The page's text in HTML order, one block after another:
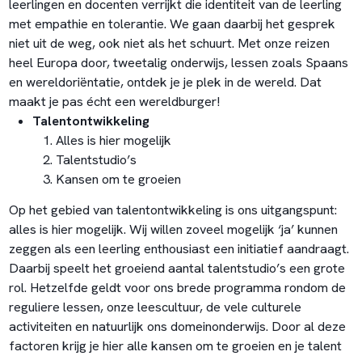
leerlingen en docenten verrijkt die identiteit van de leerling
met empathie en tolerantie. We gaan daarbij het gesprek
niet uit de weg, ook niet als het schuurt. Met onze reizen
heel Europa door, tweetalig onderwijs, lessen zoals Spaans
en wereldoriëntatie, ontdek je je plek in de wereld. Dat
maakt je pas écht een wereldburger!
Talentontwikkeling
Alles is hier mogelijk
Talentstudio’s
Kansen om te groeien
Op het gebied van talentontwikkeling is ons uitgangspunt:
alles is hier mogelijk. Wij willen zoveel mogelijk ‘ja’ kunnen
zeggen als een leerling enthousiast een initiatief aandraagt.
Daarbij speelt het groeiend aantal talentstudio’s een grote
rol. Hetzelfde geldt voor ons brede programma rondom de
reguliere lessen, onze leescultuur, de vele culturele
activiteiten en natuurlijk ons domeinonderwijs. Door al deze
factoren krijg je hier alle kansen om te groeien en je talent